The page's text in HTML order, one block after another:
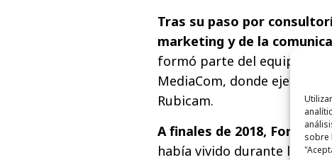
sobre
Tras su paso por
marketing y de la
formó parte del equip de
MediaCom, donde ejerció
Rubicam.
A finales de 2018,
había vivido durante la